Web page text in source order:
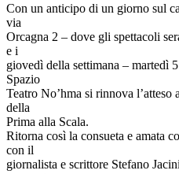
Con un anticipo di un giorno sul
via
Orcagna 2 – dove gli spettacoli
e i
giovedì della settimana – martedì
Spazio
Teatro No’hma si rinnova
della
Prima alla Scala.
Ritorna così la consueta e amata
con il
giornalista e scrittore Stefano